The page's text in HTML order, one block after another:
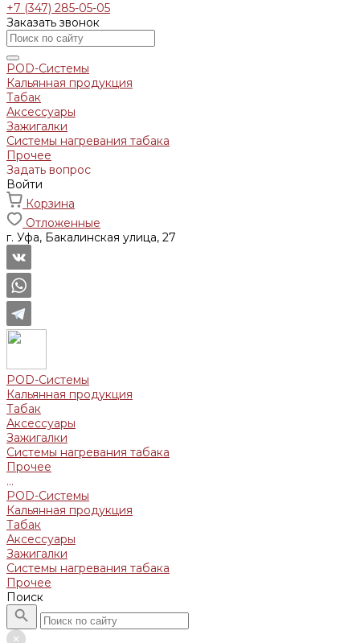
+7 (347) 285-05-05
Заказать звонок
POD-Системы
Кальянная продукция
Табак
Аксессуары
Зажигалки
Системы нагревания табака
Прочее
Задать вопрос
Войти
Корзина
Отложенные
г. Уфа, Бакалинская улица, 27
POD-Системы
Кальянная продукция
Табак
Аксессуары
Зажигалки
Системы нагревания табака
Прочее
...
POD-Системы
Кальянная продукция
Табак
Аксессуары
Зажигалки
Системы нагревания табака
Прочее
Поиск